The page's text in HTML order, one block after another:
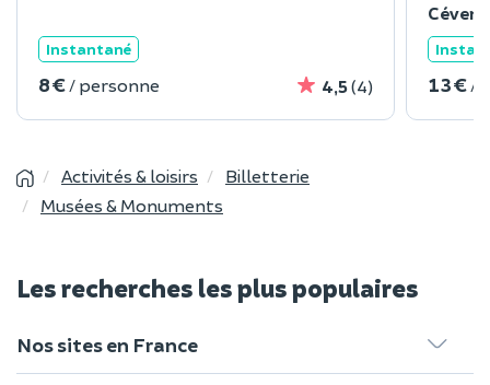
Instantané
8 € / personne 4,5(4) 13 € /
Activités & loisirs
Billetterie
Musées & Monuments
Les recherches les plus populaires
Nos sites en France